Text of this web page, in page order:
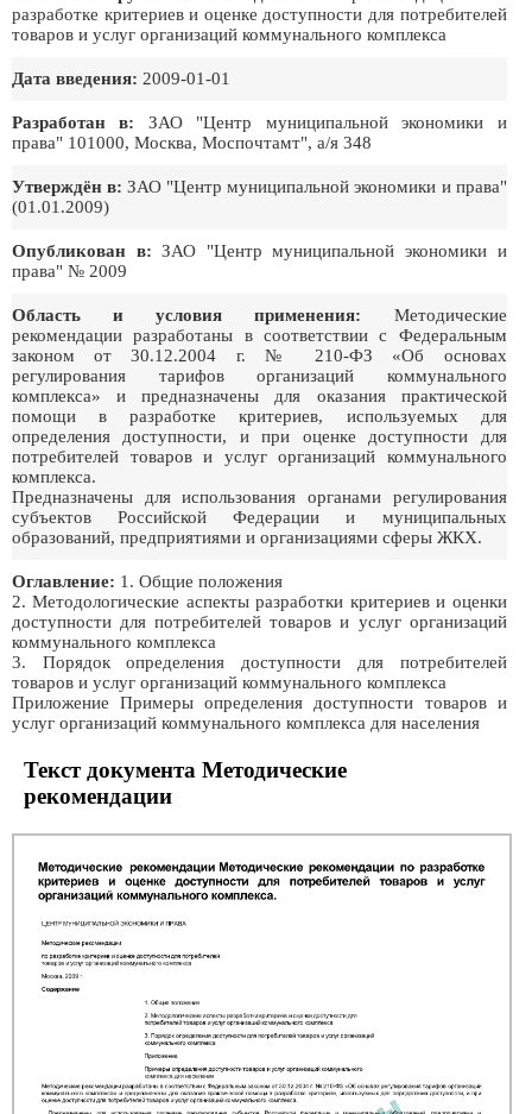
разработке критериев и оценке доступности для потребителей
товаров и услуг организаций коммунального комплекса
Дата введения: 2009-01-01
Разработан в: ЗАО "Центр муниципальной экономики и
права" 101000, Москва, Моспочтамт", а/я 348
Утверждён в: ЗАО "Центр муниципальной экономики и права"
(01.01.2009)
Опубликован в: ЗАО "Центр муниципальной экономики и
права" № 2009
Область и условия применения: Методические
рекомендации разработаны в соответствии с Федеральным
законом от 30.12.2004 г. № 210-ФЗ «Об основах
регулирования тарифов организаций коммунального
комплекса» и предназначены для оказания практической
помощи в разработке критериев, используемых для
определения доступности, и при оценке доступности для
потребителей товаров и услуг организаций коммунального
комплекса.
Предназначены для использования органами регулирования
субъектов Российской Федерации и муниципальных
образований, предприятиями и организациями сферы ЖКХ.
Оглавление: 1. Общие положения
2. Методологические аспекты разработки критериев и оценки
доступности для потребителей товаров и услуг организаций
коммунального комплекса
3. Порядок определения доступности для потребителей
товаров и услуг организаций коммунального комплекса
Приложение Примеры определения доступности товаров и
услуг организаций коммунального комплекса для населения
Текст документа Методические
рекомендации